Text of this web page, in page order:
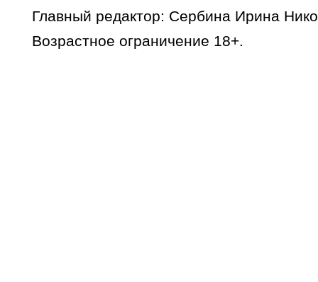
Главный редактор: Сербина Ирина
Возрастное ограничение 18+.